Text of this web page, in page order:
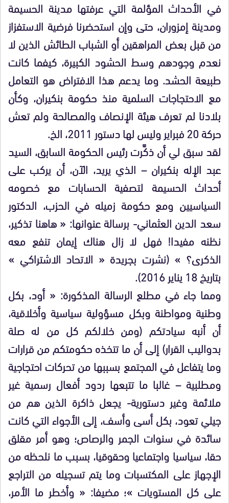
في الأحداث المؤلمة التي عرفتها مدينة الحسيمة
ومدينة إمزوران، حتى وإن استحضرنا فرضية الاستفزاز
من قبل بعض المراهقين أو الشباب الطائش الذين لا
نعدم وجودهم وسط الحشود الكبيرة، كيفما كانت
طبيعة الحشد. وما يدعم هذا الافتراض هو التعامل
مع الاحتجاجات السلمية منذ حكومة بنكيران، وكأن
بلادنا لم تعرف هيئة الإنصاف والمصالحة ولم تعش
حركة 20 فبراير وليس لها دستور 2011، الخ.
لقد سبق لي أن ذكَّرت رئيس الحكومة السابق، السيد
عبد الإله بنكيران – الذي يريد، الآن، أن يركب على
أحداث الحسيمة لتصفية الحسابات مع خصومه
السياسيين ومع حكومة زميله في الحزب، الدكتور
سعد الدين العثماني- برسالة عنوانها: « هاهنا تذكير،
نظنه مفيدا! فهل لا زال هناك إيمان تنفع معه
الذكرى؟ » (نشرت بجريدة « الاتحاد الاشتراكي »
بتاريخ 18 يناير 2016).
ومما جاء في مطلع الرسالة المذكورة: « أود، بكل
وطنية ومواطنة وبكل مسؤولية سياسية وأخلاقية،
أن أنبه سيادتكم (ومن خلالكم كل من له صلة
بدواليب القرار) إلى أن ما تتخذه حكومتكم من قرارات
وما يتفاعل في المجتمع بسببها من تحركات احتجاجية
ومطلبية – غالبا ما تتبعها ردود أفعال رسمية غير
ملائمة وغير دستورية- يجعل ذاكرة الذين هم من
جيلي تعود، بكل أسى وأسف، إلى الأجواء التي كانت
سائدة في سنوات الجمر والرصاص؛ وهو أمر مقلق
حقا، سياسيا واجتماعيا وحقوقيا، بسبب ما نلحظه من
الإجهاز على المكتسبات وما يتم تسجيله من التراجع
على كل المستويات »؛ مضيفا: « وأخطر ما الأمر،